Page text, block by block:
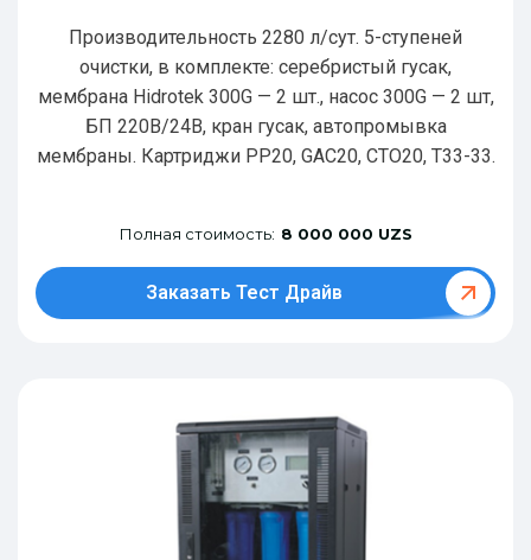
Производительность 2280 л/сут. 5-ступеней
очистки, в комплекте: серебристый гусак,
мембрана Hidrotek 300G — 2 шт., насос 300G — 2 шт,
БП 220В/24В, кран гусак, автопромывка
мембраны. Картриджи РР20, GAC20, CTO20, T33-33.
Полная стоимость: 8 000 000 UZS
Заказать Тест Драйв